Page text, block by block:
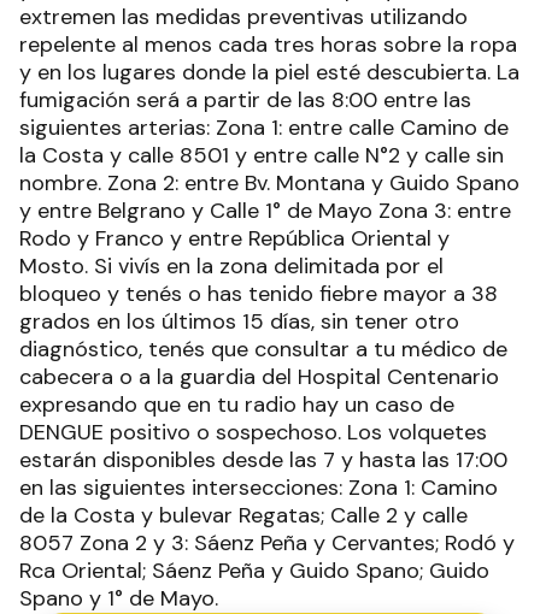
extremen las medidas preventivas utilizando
repelente al menos cada tres horas sobre la ropa
y en los lugares donde la piel esté descubierta. La
fumigación será a partir de las 8:00 entre las
siguientes arterias: Zona 1: entre calle Camino de
la Costa y calle 8501 y entre calle N°2 y calle sin
nombre. Zona 2: entre Bv. Montana y Guido Spano
y entre Belgrano y Calle 1° de Mayo Zona 3: entre
Rodo y Franco y entre República Oriental y
Mosto. Si vivís en la zona delimitada por el
bloqueo y tenés o has tenido fiebre mayor a 38
grados en los últimos 15 días, sin tener otro
diagnóstico, tenés que consultar a tu médico de
cabecera o a la guardia del Hospital Centenario
expresando que en tu radio hay un caso de
DENGUE positivo o sospechoso. Los volquetes
estarán disponibles desde las 7 y hasta las 17:00
en las siguientes intersecciones: Zona 1: Camino
de la Costa y bulevar Regatas; Calle 2 y calle
8057 Zona 2 y 3: Sáenz Peña y Cervantes; Rodó y
Rca Oriental; Sáenz Peña y Guido Spano; Guido
Spano y 1° de Mayo.